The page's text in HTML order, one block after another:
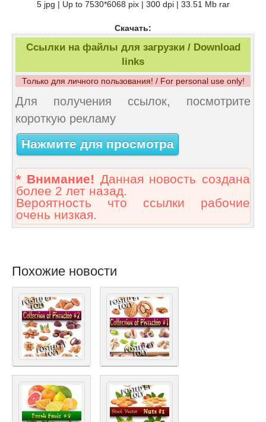
5 jpg | Up to 7530*6068 pix | 300 dpi | 33.51 Mb rar
Скачать:
Ссылки на файлы для загрузки / Download
links
Только для личного пользования! / For personal use only!
Для получения ссылок, посмотрите
короткую рекламу
Нажмите для просмотра
* Внимание! Данная новость создана
более 2 лет назад.
Вероятность что ссылки рабочие
очень низкая.
Похожие новости